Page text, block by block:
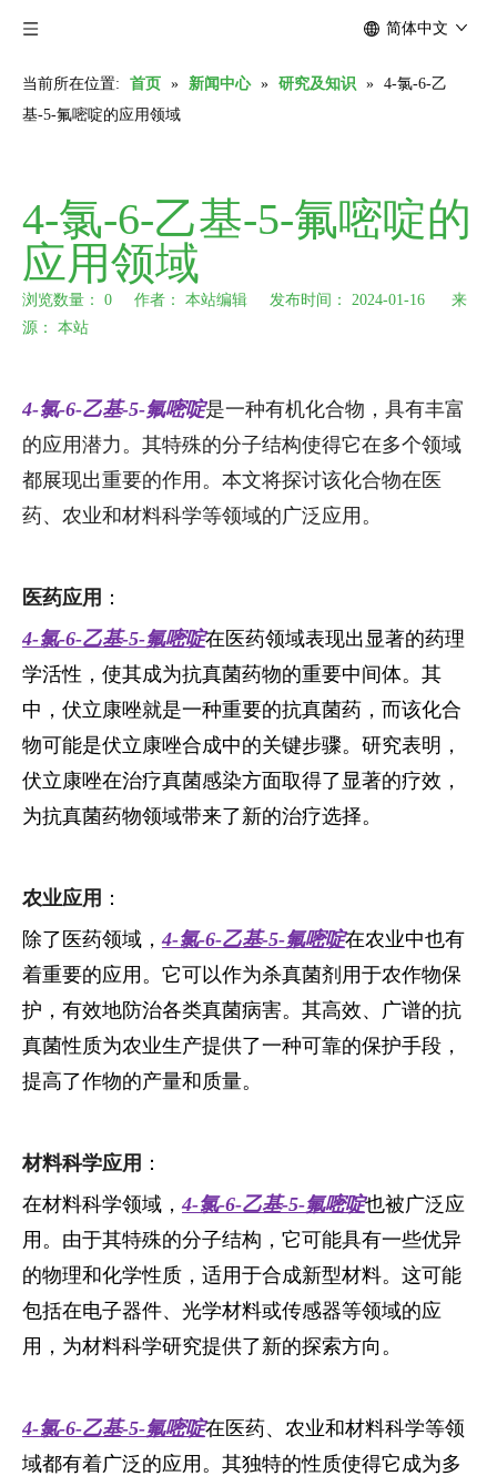
简体中文
当前所在位置: 首页 » 新闻中心 » 研究及知识 » 4-氯-6-乙
基-5-氟嘧啶的应用领域
4-氯-6-乙基-5-氟嘧啶的
应用领域
浏览数量： 0 作者： 本站编辑 发布时间： 2024-01-16 来
源： 本站
4-氯-6-乙基-5-氟嘧啶是一种有机化合物，具有丰富
的应用潜力。其特殊的分子结构使得它在多个领域
都展现出重要的作用。本文将探讨该化合物在医
药、农业和材料科学等领域的广泛应用。
医药应用 ：
4-氯-6-乙基-5-氟嘧啶在医药领域表现出显著的药理
学活性，使其成为抗真菌药物的重要中间体。其
中，伏立康唑就是一种重要的抗真菌药，而该化合
物可能是伏立康唑合成中的关键步骤。研究表明，
伏立康唑在治疗真菌感染方面取得了显著的疗效，
为抗真菌药物领域带来了新的治疗选择。
农业应用 ：
除了医药领域，4-氯-6-乙基-5-氟嘧啶在农业中也有
着重要的应用。它可以作为杀真菌剂用于农作物保
护，有效地防治各类真菌病害。其高效、广谱的抗
真菌性质为农业生产提供了一种可靠的保护手段，
提高了作物的产量和质量。
材料科学应用 ：
在材料科学领域，4-氯-6-乙基-5-氟嘧啶也被广泛应
用。由于其特殊的分子结构，它可能具有一些优异
的物理和化学性质，适用于合成新型材料。这可能
包括在电子器件、光学材料或传感器等领域的应
用，为材料科学研究提供了新的探索方向。
4-氯-6-乙基-5-氟嘧啶在医药、农业和材料科学等领
域都有着广泛的应用。其独特的性质使得它成为多